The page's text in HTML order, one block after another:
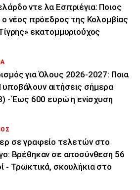
ντε λα Εσπριέγια: Ποιος
ο νέος πρόεδρος της Κολομβίας
εκατομμυριούχος
για Όλους 2026-2027: Ποια
αιτήσεις σήμερα
- Έως 600 ευρώ η ενίσχυση
σε γραφείο τελετών στο
Βρέθηκαν σε αποσύνθεση 56
- Τρωκτικά, σκουλήκια στο